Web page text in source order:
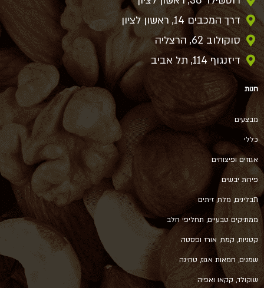
דרך המכבים 14, ראשון לציון
סוקולוב 62, הרצליה
דיזנגוף 114, תל אביב
חנות
מבצעים
כללי
אגוזים ופיצוחים
פירות יבשים
תבלינים, מלח, זיתים
ממתיקים טבעיים, תחליפי חלב
קטניות, קמח, אורז ופסטה
שמנים, חמאות אגוז, טחינה
שוקולד, קקאו ואפיה